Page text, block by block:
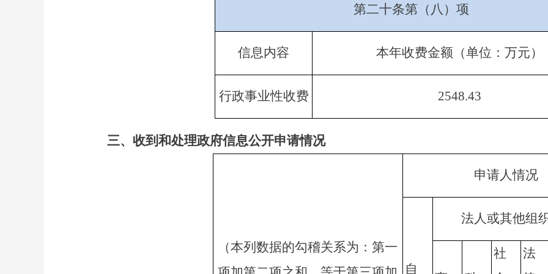
第二十条第（八）项
信息内容 本年收费金额（单位：万元）
行政事业性收费 2548.43
三、收到和处理政府信息公开申请情况
（本列数据的勾稽关系为：第一
申请人情况
自
法人或其他组
社
法